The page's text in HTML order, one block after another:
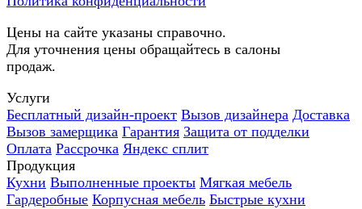
Цены на сайте указаны справочно.
Для уточнения цены обращайтесь в салоны
продаж.
Услуги
Бесплатный дизайн-проект Вызов дизайнера Доставка
Вызов замерщика Гарантия Защита от подделки
Оплата Рассрочка Яндекс сплит
Продукция
Кухни Выполненные проекты Мягкая мебель
Гардеробные Корпусная мебель Быстрые кухни